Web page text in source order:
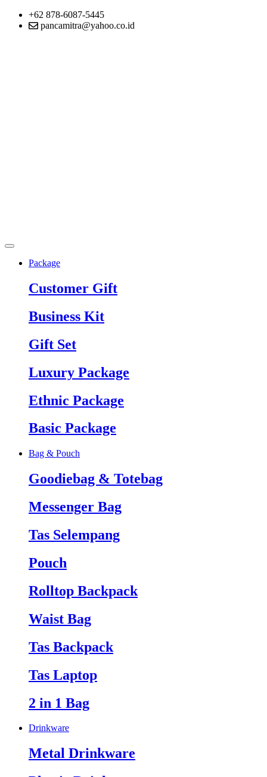
+62 878-6087-5445
pancamitra@yahoo.co.id
Package
Customer Gift
Business Kit
Gift Set
Luxury Package
Ethnic Package
Basic Package
Bag & Pouch
Goodiebag & Totebag
Messenger Bag
Tas Selempang
Pouch
Rolltop Backpack
Waist Bag
Tas Backpack
Tas Laptop
2 in 1 Bag
Drinkware
Metal Drinkware